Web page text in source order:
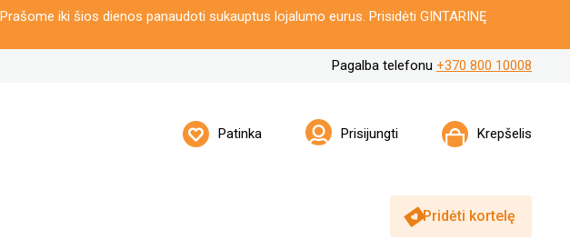
iki šios dienos panaudoti sukauptus lojalumo eurus. Prisidėti GINTARINĘ
Pagalba telefonu +370 800 10008
Patinka Prisijungti Krepšelis
Pridėti kortelę